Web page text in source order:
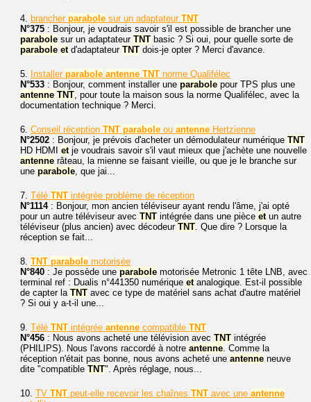
4. brancher parabole sur un adaptateur TNT
N°375 : Bonjour, je voudrais savoir s'il est possible de brancher une
parabole sur un adaptateur TNT basic ? Si oui, pour quelle sorte de
parabole etd'adaptateur TNT dois-je opter ? Merci d'avance.
5. Installer parabole antenne TNT norme Qualifélec
N°533 : Bonjour, comment installer une parabole pour TPS plus une
antenne TNT, pour toute la maison sous la norme Qualifélec, avec la
documentation technique ? Merci.
6. Conseil réception TNT parabole ou antenne Hertzienne
N°2502 : Bonjour, je prévois d'acheter un démodulateur numérique TNT
HD HDMI etje voudrais savoir s'il vaut mieux que j'achète une nouvelle
antenne râteau, la mienne se faisant vieille, ou que je le branche sur
une parabole, que jai...
7. Télé TNT intégrée problème de réception
N°1114: Bonjour, mon ancien téléviseur ayant rendu l'âme, j'ai opté
pour un autre téléviseur avec TNT intégrée dans une pièce etun autre
téléviseur (plus ancien) avec décodeur TNT. Que dire ? Lorsque la
réception se fait...
8. TNT parabole motorisée
N°840 : Je possède une parabole motorisée Metronic 1 tête LNB, avec
terminal ref : Dualis n°441350 numérique etanalogique. Est-il possible
de capter la TNT avec ce type de matériel sans achat d'autre matériel
? Si oui y a-t-il une...
9. Télé TNT intégrée antenne compatible TNT
N°456 : Nous avons acheté une télévision avec TNT intégrée
(PHILIPS). Nous l'avons raccordé à notre antenne. Comme la
réception n'était pas bonne, nous avons acheté une antenne neuve
dite "compatible TNT". Après réglage, nous...
10. TV TNT peut-elle recevoir les chaînes TNT avec une antenne